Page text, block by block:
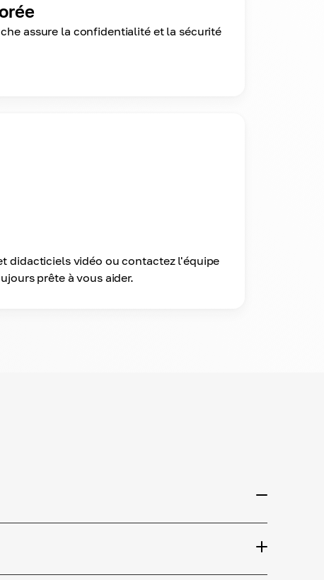
assure la confidentialité et la sécurité
didacticiels vidéo ou contactez l'équipe
prête à vous aider.